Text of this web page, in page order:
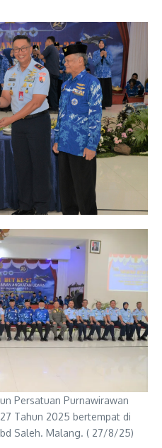
Persatuan Purnawirawan
Tahun 2025 bertempat di
Saleh. Malang. ( 27/8/25)